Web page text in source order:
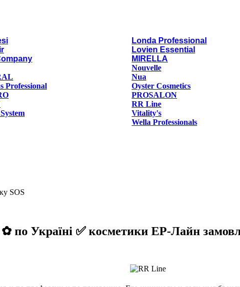
Professional
Londa Professional
Lovien Essential
MIRELLA
Nouvelle
Nua
Oyster Cosmetics
PROSALON
RR Line
Vitality's
Wella Professionals
SOS
по Україні ✅ косметики ЕР-Лайн